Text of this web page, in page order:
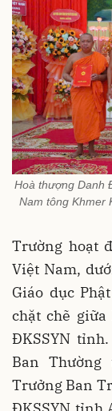
Hoà thượng Danh
Nam tông Khmer
Trường hoạt
Việt Nam,
Giáo dục
chặt chẽ
ĐKSSYN
Ban Thường
Trưởng Ban